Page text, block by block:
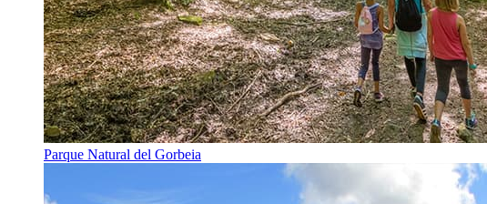
Parque Natural del Gorbeia